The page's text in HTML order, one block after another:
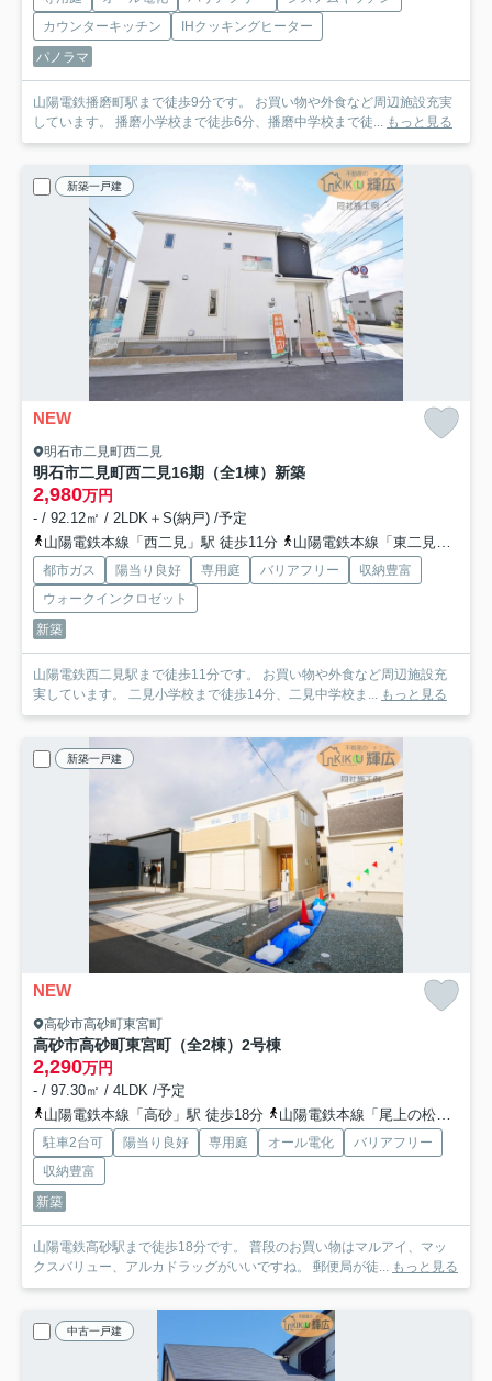
カウンターキッチン
IHクッキングヒーター
パノラマ
山陽電鉄播磨町駅まで徒歩9分です。 お買い物や外食など周辺施設充実
しています。 播磨小学校まで徒歩6分、播磨中学校まで徒...
もっと見る
新築一戸建
NEW
明石市二見町西二見
明石市二見町西二見16期（全1棟）新築
2,980万円
- / 92.12㎡ / 2LDK＋S(納戸) /予定
山陽電鉄本線「西二見」駅 徒歩11分
山陽電鉄本線「東二見」駅 徒歩15分
都市ガス 陽当り良好 専用庭 バリアフリー
収納豊富
ウォークインクロゼット
新築
山陽電鉄西二見駅まで徒歩11分です。 お買い物や外食など周辺施設充
実しています。 二見小学校まで徒歩14分、二見中学校ま...
もっと見る
新築一戸建
NEW
高砂市高砂町東宮町
高砂市高砂町東宮町（全2棟）2号棟
2,290万円
- / 97.30㎡ / 4LDK /予定
山陽電鉄本線「高砂」駅 徒歩18分
山陽電鉄本線「尾上の松」駅 徒歩34分
駐車2台可 陽当り良好 専用庭 オール電化
バリアフリー
収納豊富
新築
山陽電鉄高砂駅まで徒歩18分です。 普段のお買い物はマルアイ、マッ
クスバリュー、アルカドラッグがいいですね。 郵便局が徒...
もっと見る
中古一戸建